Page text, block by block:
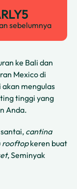
sebelumnya
ke Bali dan
Mexico di
mengulas
tinggi yang
Anda.
cantina
rooftopkeren buat
, Seminyak